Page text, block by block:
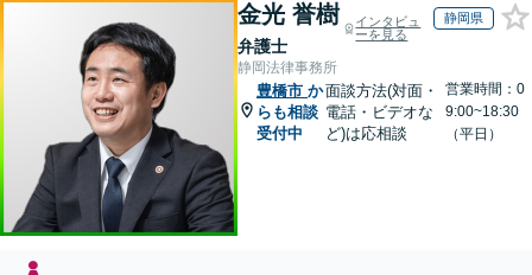
金光 誉樹
弁護士
インタビュ
ーを見る
静岡県
静岡法律事務所
豊橋市 か
らも相談
受付中
面談方法(対面・
電話・ビデオな
ど)は応相談
営業時間：0
9:00~18:30
（平日）